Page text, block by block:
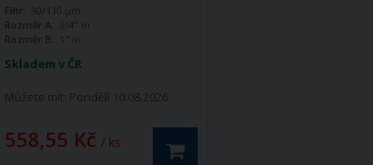
Skladem v ČR
Můžete mít: Pondělí 10.08.2026
558,55 Kč / ks
Filtr:
90/110 µm
Rozměr A:
3/4" in
Rozměr B:
1" in